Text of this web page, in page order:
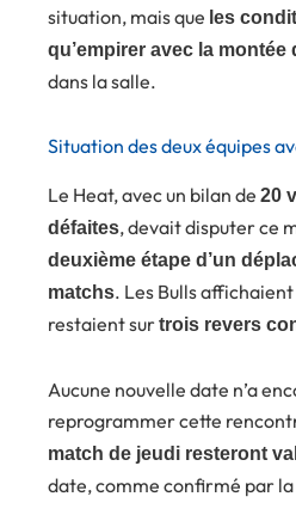
situation, mais que les
qu’empirer avec la montée
dans la salle.
Situation des deux équipes
Le Heat, avec un bilan de 20
défaites, devait disputer ce
deuxième étape d’un
matchs. Les Bulls
restaient surtrois revers
Aucune nouvelle date n’a
reprogrammer cette
match de jeudi resteront
date, comme confirmé par